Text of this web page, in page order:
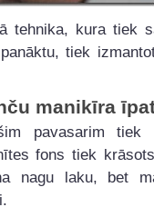
tehnika, kura tiek
tiek
manikīra
pavasarim tiek
fons tiek
nagu laku, bet